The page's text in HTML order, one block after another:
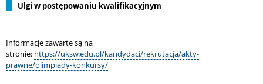
Ulgi w postępowaniu kwalifikacyjnym
Informacje zawarte są na
stronie: https://uksw.edu.pl/kandydaci/rekrutacja/akty-
prawne/olimpiady-konkursy/